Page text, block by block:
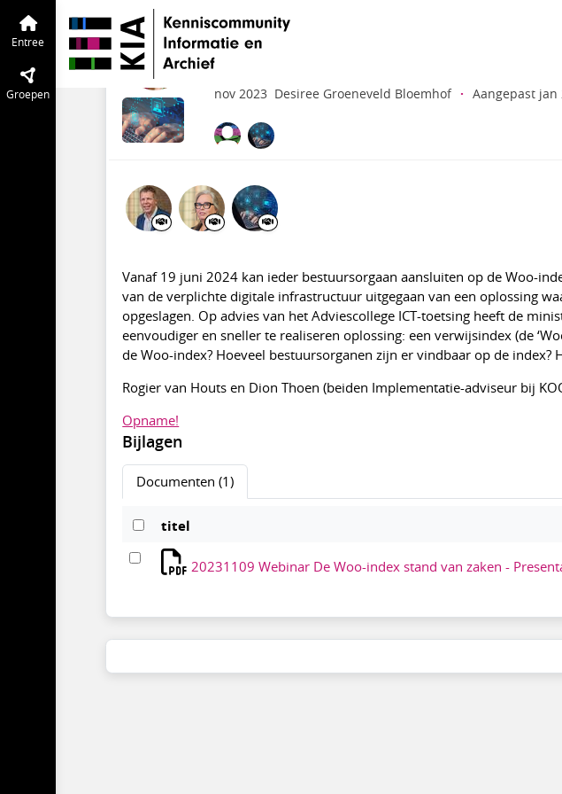
Entree
Groepen
VNG | Grip op Informatie
Webinar: De Woo-index: stand van
Informatie 8
nov 2023 Desiree Groeneveld Bloemhof · Aangepast jan
Vanaf 19 juni 2024 kan ieder bestuursorgaan aansluiten op de Woo-
van de verplichte digitale infrastructuur uitgegaan van een oplossing
opgeslagen. Op advies van het Adviescollege ICT-toetsing heeft de
eenvoudiger en sneller te realiseren oplossing: een verwijsindex (de
de Woo-index? Hoeveel bestuursorganen zijn er vindbaar op de index?
Rogier van Houts en Dion Thoen (beiden Implementatie-adviseur bij
Opname!
Bijlagen
Documenten (1)
titel
20231109 Webinar De Woo-index stand van zaken -